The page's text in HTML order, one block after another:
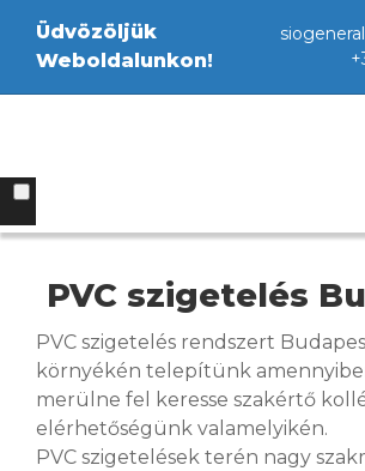
Üdvözöljük
Weboldalunkon!
PVC szigetelés
PVC szigetelés rendszert
környékén telepítünk
merülne fel keresse szakértő
elérhetőségünk valamelyikén.
PVC szigetelések terén nagy